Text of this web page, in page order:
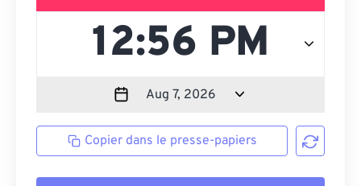
Copier dans le presse-papiers